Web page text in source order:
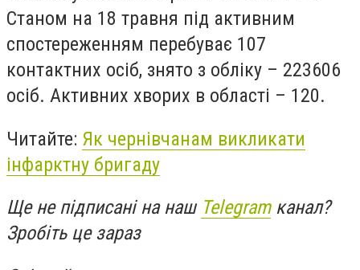
Станом на 18 травня під активним
спостереженням перебуває 107
контактних осіб, знято з обліку – 223606
осіб. Активних хворих в області – 120.
Читайте: Як чернівчанам викликати
інфарктну бригаду
Ще не підписані на наш Telegramканал?
Зробіть це зараз